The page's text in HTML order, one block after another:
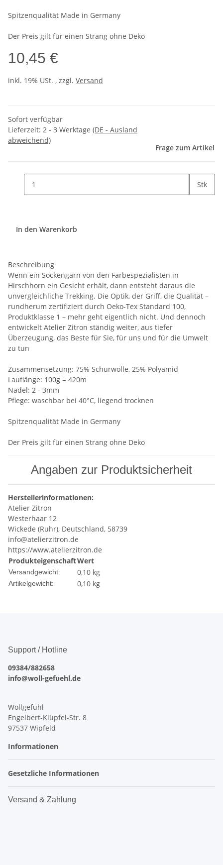
Spitzenqualität Made in Germany
Der Preis gilt für einen Strang ohne Deko
10,45 €
inkl. 19% USt. , zzgl. Versand
Sofort verfügbar
Lieferzeit: 2 - 3 Werktage (DE - Ausland
abweichend)
Frage zum Artikel
Stk
In den Warenkorb
Beschreibung
Wenn ein Sockengarn von den Färbespezialisten in
Hirschhorn ein Gesicht erhält, dann entsteht daraus die
unvergleichliche Trekking. Die Optik, der Griff, die Qualität –
rundherum zertifiziert durch Oeko-Tex Standard 100,
Produktklasse 1 – mehr geht eigentlich nicht. Und dennoch
entwickelt Atelier Zitron ständig weiter, aus tiefer
Überzeugung, das Beste für Sie, für uns und für die Umwelt
zu tun
Zusammensetzung: 75% Schurwolle, 25% Polyamid
Lauflänge: 100g = 420m
Nadel: 2 - 3mm
Pflege: waschbar bei 40°C, liegend trocknen
Spitzenqualität Made in Germany
Der Preis gilt für einen Strang ohne Deko
Angaben zur Produktsicherheit
Herstellerinformationen:
Atelier Zitron
Westerhaar 12
Wickede (Ruhr), Deutschland, 58739
info@atelierzitron.de
https://www.atelierzitron.de
ProdukteigenschaftWert
Versandgewicht: 0,10 kg
Artikelgewicht: 0,10 kg
Support / Hotline
09384/882658
info@woll-gefuehl.de
Wollgefühl
Engelbert-Klüpfel-Str. 8
97537 Wipfeld
Informationen
Gesetzliche Informationen
Versand & Zahlung